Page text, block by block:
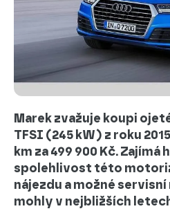
Marek zvažuje koupi
TFSI (245 kW) z roku
km za 499 900 Kč. Zajímá
spolehlivost této
nájezdu a možné
mohly v nejbližších